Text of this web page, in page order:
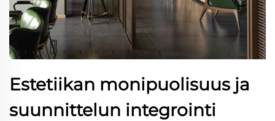
Estetiikan monipuolisuus ja
suunnittelun integrointi